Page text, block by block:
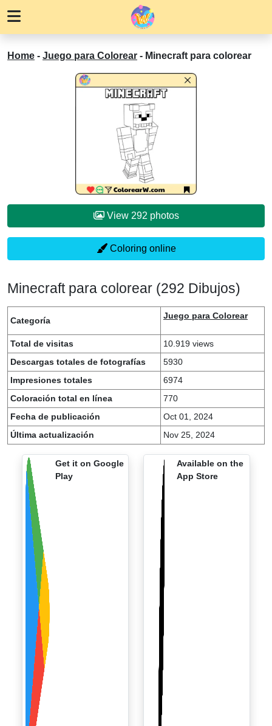
Home - Juego para Colorear - Minecraft para colorear
View 292 photos
Coloring online
Minecraft para colorear (292 Dibujos)
Categoría Juego para Colorear
Total de visitas
10.919 views
Descargas totales de fotografías
5930
Impresiones totales
6974
Coloración total en línea
770
Fecha de publicación
Oct 01, 2024
Última actualización
Nov 25, 2024
Get it on Google
Play
Available on the
App Store